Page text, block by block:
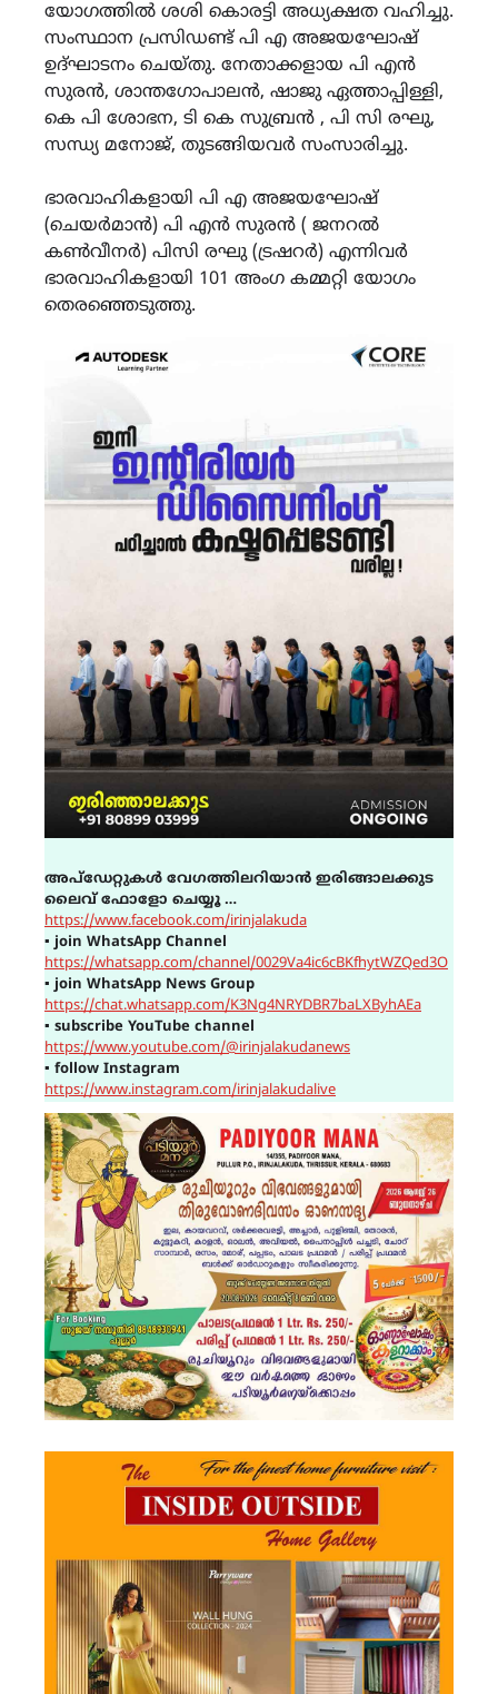
യോഗത്തിൽ ശശി കൊരട്ടി അധ്യക്ഷത വഹിച്ചു.
സംസ്ഥാന പ്രസിഡണ്ട് പി എ അജയഘോഷ്
ഉദ്ഘാടനം ചെയ്തു. നേതാക്കളായ പി എൻ
സുരൻ, ശാന്തഗോപാലൻ, ഷാജു ഏത്താപ്പിള്ളി,
കെ പി ശോഭന, ടി കെ സുബ്രൻ , പി സി രഘു,
സന്ധ്യ മനോജ്, തുടങ്ങിയവർ സംസാരിച്ചു.
ഭാരവാഹികളായി പി എ അജയഘോഷ്
(ചെയർമാൻ) പി എൻ സുരൻ ( ജനറൽ
കൺവീനർ) പിസി രഘു (ട്രഷറർ) എന്നിവർ
ഭാരവാഹികളായി 101 അംഗ കമ്മറ്റി യോഗം
തെരഞ്ഞെടുത്തു.
അപ്ഡേറ്റുകൾ വേഗത്തിലറിയാൻ ഇരിങ്ങാലക്കുട
ലൈവ് ഫോളോ ചെയ്യൂ …
https://www.facebook.com/irinjalakuda
▪ join WhatsApp Channel
https://whatsapp.com/channel/0029Va4ic6cBKfhytWZQed3O
▪ join WhatsApp News Group
https://chat.whatsapp.com/K3Ng4NRYDBR7baLXByhAEa
▪ subscribe YouTube channel
https://www.youtube.com/@irinjalakudanews
▪ follow Instagram
https://www.instagram.com/irinjalakudalive